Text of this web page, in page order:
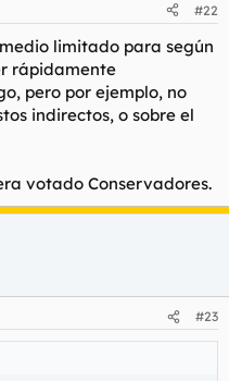
luego ha intentado atentar
En principio
cada uno.
Neutral.
Excelente. Creo que aún
e Irak: Indeciso;
mejorar la sanidad y la
Mal.
#22
limitado para según
rápidamente
pero por ejemplo, no
indirectos, o sobre el
votado Conservadores.
#23